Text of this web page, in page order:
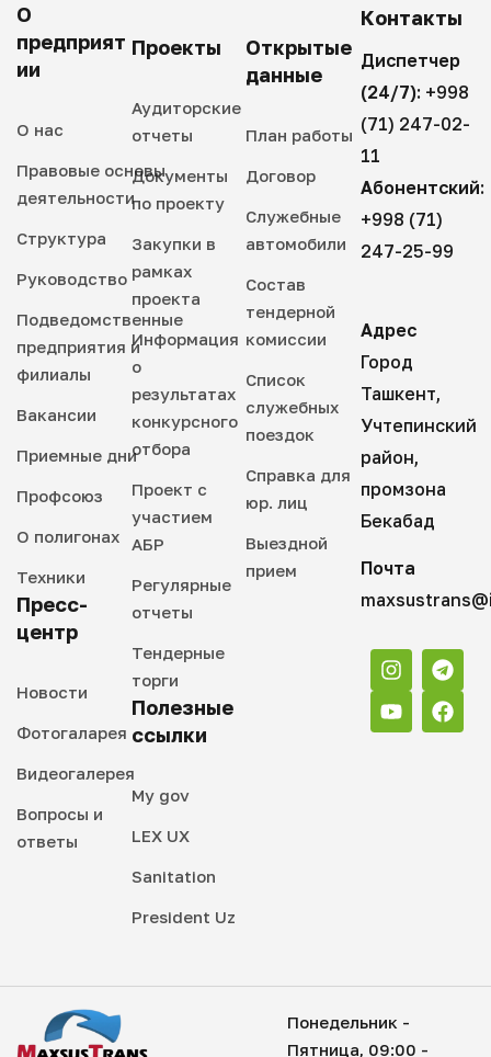
О
предприят
ии
О нас
Правовые основы
деятельности
Структура
Руководство
Подведомственные
предприятия и
филиалы
Вакансии
Приемные дни
Профсоюз
О полигонах
Техники
Пресс-
центр
Новости
Фотогаларея
Видеогалерея
Вопросы и
ответы
Проекты
Аудиторские
отчеты
Документы
по проекту
Закупки в
рамках
проекта
Информация
о
результатах
конкурсного
отбора
Проект с
участием
АБР
Регулярные
отчеты
Тендерные
торги
Полезные
ссылки
My gov
LEX UX
Sanitation
President Uz
Открытые
данные
План работы
Договор
Служебные
автомобили
Состав
тендерной
комиссии
Список
служебных
поездок
Справка для
юр. лиц
Выездной
прием
Контакты
Диспетчер
(24/7): +998
(71) 247-02-
11
Абонентский:
+998 (71)
247-25-99
Адрес
Город
Ташкент,
Учтепинский
район,
промзона
Бекабад
Почта
Понедельник -
Пятница, 09:00 -